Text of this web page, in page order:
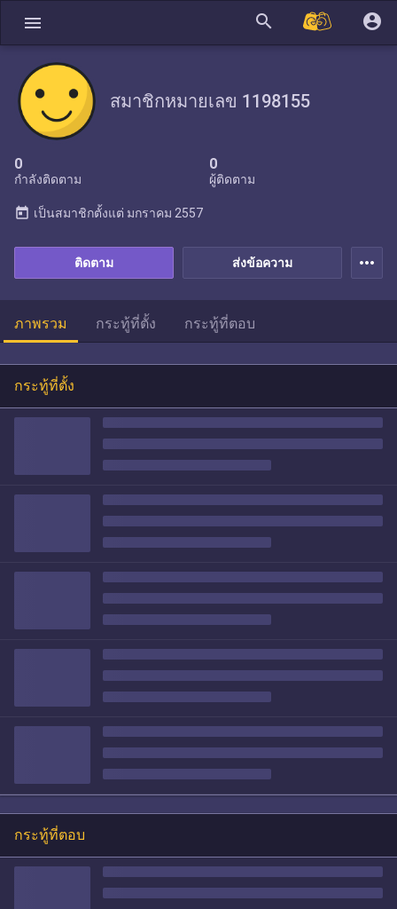
menu search account_circle
สมาชิกหมายเลข 1198155
0
กำลังติดตาม
0
ผู้ติดตาม
ส่งข้อความ
ติดตาม
today เป็นสมาชิกตั้งแต่ มกราคม 2557
more_horiz
ภาพรวม กระทู้ที่ตั้ง กระทู้ที่ตอบ
กระทู้ที่ตั้ง
กระทู้ที่ตอบ